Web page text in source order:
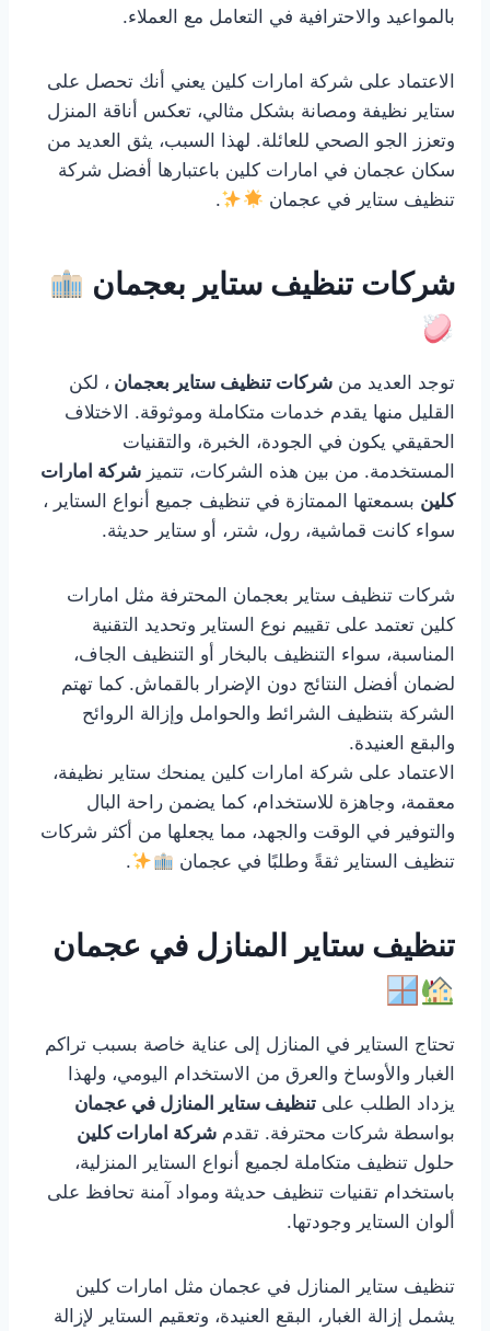
بالمواعيد والاحترافية في التعامل مع العملاء.
الاعتماد على شركة امارات كلين يعني أنك تحصل على
ستاير نظيفة ومصانة بشكل مثالي، تعكس أناقة المنزل
وتعزز الجو الصحي للعائلة. لهذا السبب، يثق العديد من
سكان عجمان في امارات كلين باعتبارها أفضل شركة
تنظيف ستاير في عجمان
.
شركات تنظيف ستاير بعجمان
توجد العديد من شركات تنظيف ستاير بعجمان ، لكن
القليل منها يقدم خدمات متكاملة وموثوقة. الاختلاف
الحقيقي يكون في الجودة، الخبرة، والتقنيات
المستخدمة. من بين هذه الشركات، تتميز شركة امارات
كلين بسمعتها الممتازة في تنظيف جميع أنواع الستاير ،
سواء كانت قماشية، رول، شتر، أو ستاير حديثة.
شركات تنظيف ستاير بعجمان المحترفة مثل امارات
كلين تعتمد على تقييم نوع الستاير وتحديد التقنية
المناسبة، سواء التنظيف بالبخار أو التنظيف الجاف،
لضمان أفضل النتائج دون الإضرار بالقماش. كما تهتم
الشركة بتنظيف الشرائط والحوامل وإزالة الروائح
والبقع العنيدة.
الاعتماد على شركة امارات كلين يمنحك ستاير نظيفة،
معقمة، وجاهزة للاستخدام، كما يضمن راحة البال
والتوفير في الوقت والجهد، مما يجعلها من أكثر شركات
تنظيف الستاير ثقةً وطلبًا في عجمان
.
تنظيف ستاير المنازل في عجمان
تحتاج الستاير في المنازل إلى عناية خاصة بسبب تراكم
الغبار والأوساخ والعرق من الاستخدام اليومي، ولهذا
يزداد الطلب على تنظيف ستاير المنازل في عجمان
بواسطة شركات محترفة. تقدم شركة امارات كلين
حلول تنظيف متكاملة لجميع أنواع الستاير المنزلية،
باستخدام تقنيات تنظيف حديثة ومواد آمنة تحافظ على
ألوان الستاير وجودتها.
تنظيف ستاير المنازل في عجمان مثل امارات كلين
يشمل إزالة الغبار، البقع العنيدة، وتعقيم الستاير لإزالة